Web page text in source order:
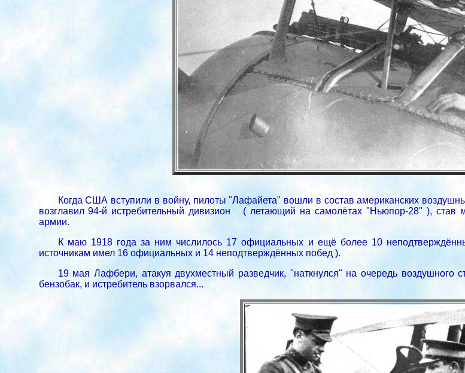
Когда США вступили в войну, пилоты "Лафайета" вошли в состав американских
возглавил 94-й истребительный дивизион ( летающий на самолётах "Ньюпор-28" ), став
армии.
К маю 1918 года за ним числилось 17 официальных и ещё более 10
источникам имел 16 официальных и 14 неподтверждённых побед ).
19 мая Лафбери, атакуя двухместный разведчик, "наткнулся" на очередь воздушного
бензобак, и истребитель взорвался...